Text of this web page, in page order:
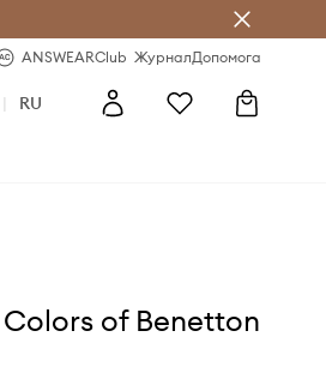
ANSWEARClub ЖурналДопомога
| RU
of Benetton